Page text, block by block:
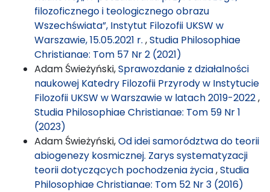
filozoficznego i teologicznego obrazu
Wszechświata”, Instytut Filozofii UKSW w
Warszawie, 15.05.2021 r. ,Studia Philosophiae
Christianae: Tom 57 Nr 2 (2021)
Adam Świeżyński,Sprawozdanie z działalności
naukowej Katedry Filozofii Przyrody w Instytucie
Filozofii UKSW w Warszawie w latach 2019-2022,
Studia Philosophiae Christianae: Tom 59 Nr 1
(2023)
Adam Świeżyński,Od idei samorództwa do teorii
abiogenezy kosmicznej. Zarys systematyzacji
teorii dotyczących pochodzenia życia,Studia
Philosophiae Christianae: Tom 52 Nr 3 (2016)